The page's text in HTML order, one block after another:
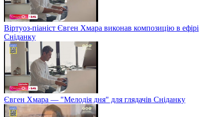
Віртуоз-піаніст Євген Хмара виконав композицію в ефірі
Сніданку
Євген Хмара — "Мелодія дня" для глядачів Сніданку